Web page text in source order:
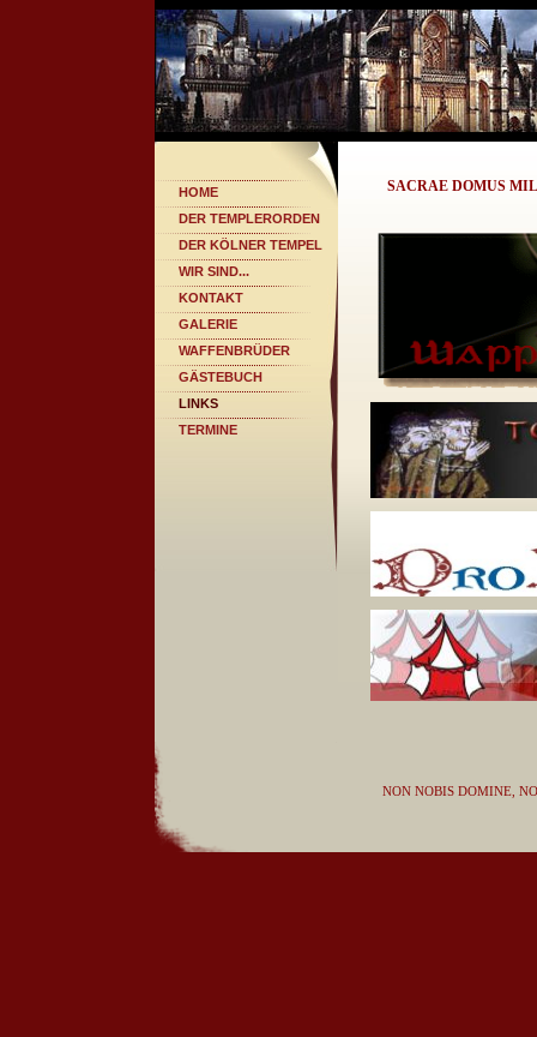
SACRAE DOMUS
HOME
DER TEMPLERORDEN
DER KÖLNER TEMPEL
WIR SIND...
KONTAKT
GALERIE
WAFFENBRÜDER
GÄSTEBUCH
LINKS
TERMINE
NON NOBIS DOMINE,